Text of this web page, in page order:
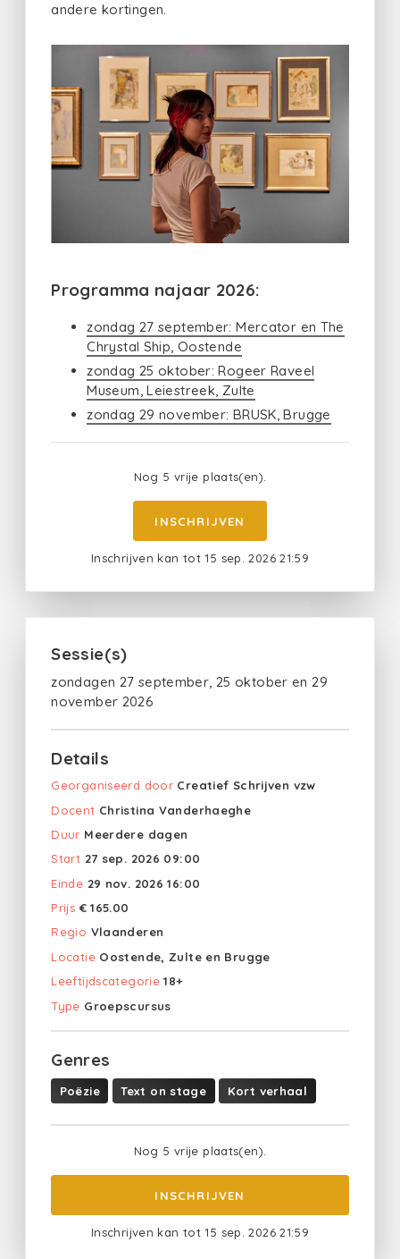
andere kortingen.
Programma najaar 2026:
zondag 27 september: Mercator en The
Chrystal Ship, Oostende
zondag 25 oktober: Rogeer Raveel
Museum, Leiestreek, Zulte
zondag 29 november: BRUSK, Brugge
Nog 5 vrije plaats(en).
INSCHRIJVEN
Inschrijven kan tot 15 sep. 2026 21:59
Sessie(s)
zondagen 27 september, 25 oktober en 29
november 2026
Details
Georganiseerd door Creatief Schrijven vzw
Docent Christina Vanderhaeghe
Duur Meerdere dagen
Start 27 sep. 2026 09:00
Einde 29 nov. 2026 16:00
Prijs € 165.00
Regio Vlaanderen
Locatie Oostende, Zulte en Brugge
Leeftijdscategorie 18+
Type Groepscursus
Genres
Poëzie Text on stage Kort verhaal
Nog 5 vrije plaats(en).
INSCHRIJVEN
Inschrijven kan tot 15 sep. 2026 21:59